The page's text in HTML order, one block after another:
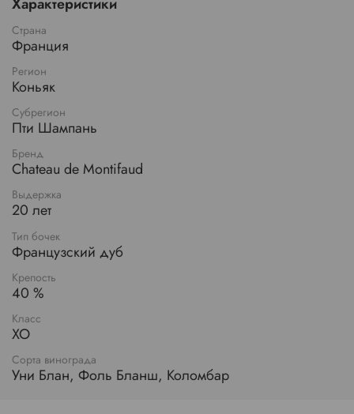
Страна
Франция
Регион
Коньяк
Субрегион
Пти Шампань
Бренд
Chateau de Montifaud
Выдержка
20 лет
Тип бочек
Французский дуб
Крепость
40 %
Класс
XO
Сорта винограда
Уни Блан, Фоль Бланш, Коломбар